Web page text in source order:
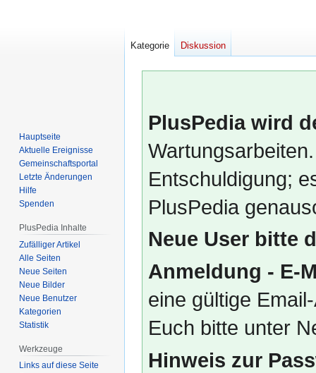
PlusPedia wird
Entschuldigung;
PlusPedia
Neue User bitte
Anmeldung - E-
eine gültige
Euch bitte unter
Hinweis zur
Kategorie Diskussion
Hauptseite
Aktuelle Ereignisse
Gemeinschafts­portal
Letzte Änderungen
Hilfe
Spenden
PlusPedia Inhalte
Zufälliger Artikel
Alle Seiten
Neue Seiten
Neue Bilder
Neue Benutzer
Kategorien
Statistik
Werkzeuge
Links auf diese Seite